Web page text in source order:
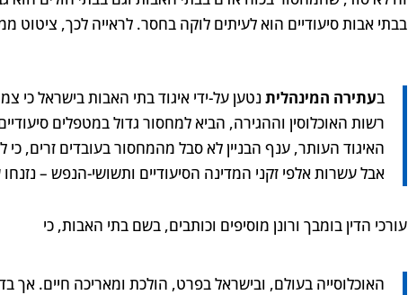
בבתי אבות סיעודיים הוא לעיתים לוקה בחסר. לראייה לכך, ציטוט
בעתירה המינהליתנטען על-ידי איגוד בתי האבות בישראל
רשות האוכלוסין וההגירה, הביא למחסור גדול במטפלים
האיגוד העותר, ענף הבניין לא סבל מהמחסור בעובדים זרים,
אבל עשרות אלפי זקני המדינה הסיעודיים ותשושי-הנפש –
עורכי הדין בומבך ורונן מוסיפים וכותבים, בשם בתי האבות, כי
האוכלוסייה בעולם, ובישראל בפרט, הולכת ומאריכה חיים.